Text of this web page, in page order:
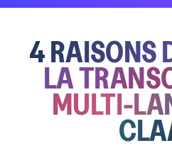
4 RAISONS
LA
MULTI-